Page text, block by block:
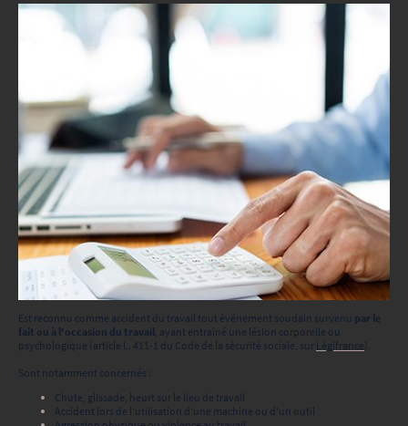
Est reconnu comme accident du travail tout événement soudain survenu par le
fait ou à l'occasion du travail , ayant entraîné une lésion corporelle ou
psychologique (article L. 411-1 du Code de la sécurité sociale, sur Légifrance ).
Sont notamment concernés :
Chute, glissade, heurt sur le lieu de travail
Accident lors de l'utilisation d'une machine ou d'un outil